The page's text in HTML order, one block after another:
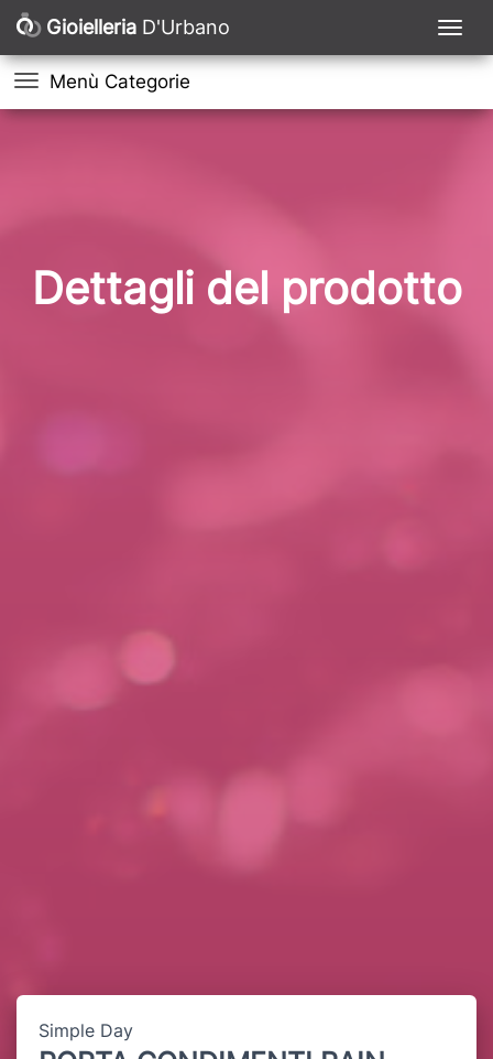
Gioielleria D'Urbano
Menù Categorie
Dettagli del prodotto
Simple Day